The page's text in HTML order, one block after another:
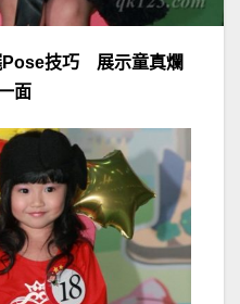
Pose技巧 展示童真爛
面